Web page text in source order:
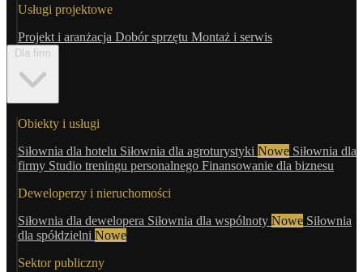
Usługi projektowe
Projekt i aranżacja Dobór sprzętu Montaż i serwis
Dla firm
Obiekty i usługi
Siłownia dla hotelu Siłownia dla agroturystyki Nowe Siłownia dla
firmy Studio treningu personalnego Finansowanie dla biznesu
Deweloperzy i nieruchomości
Siłownia dla dewelopera Siłownia dla wspólnoty Nowe Siłownia
dla spółdzielni Nowe
Sektor publiczny